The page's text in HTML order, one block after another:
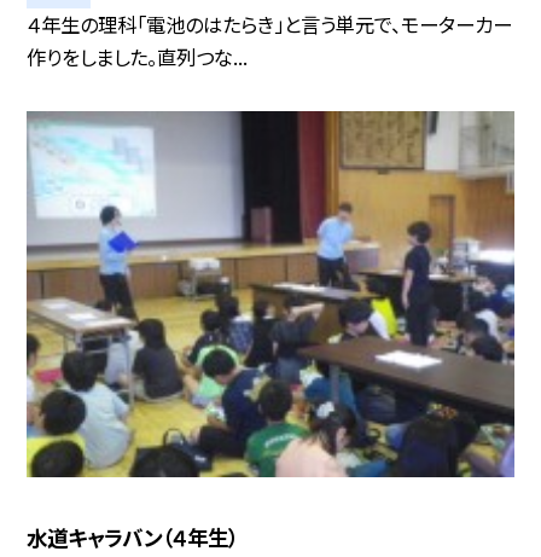
４年生の理科「電池のはたらき」と言う単元で、モーターカー
作りをしました。直列つな...
水道キャラバン（４年生）